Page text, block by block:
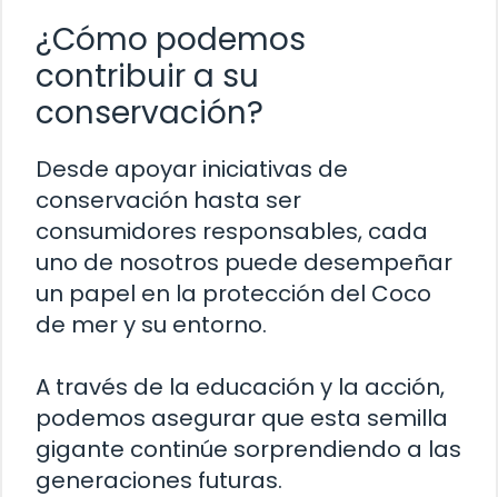
¿Cómo podemos
contribuir a su
conservación?
Desde apoyar iniciativas de
conservación hasta ser
consumidores responsables, cada
uno de nosotros puede desempeñar
un papel en la protección del Coco
de mer y su entorno.
A través de la educación y la acción,
podemos asegurar que esta semilla
gigante continúe sorprendiendo a las
generaciones futuras.